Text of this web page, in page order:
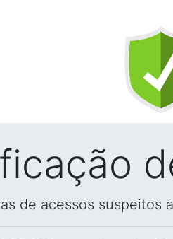
de acessos suspeitos